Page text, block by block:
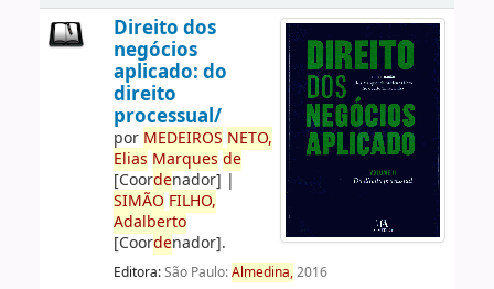
Direito dos
negócios
aplicado: do
direito
processual/
por MEDEIROS NETO,
Elias Marques de
[Coordenador] |
SIMÃO FILHO,
Adalberto
[Coordenador].
Editora:São Paulo:Almedina,2016